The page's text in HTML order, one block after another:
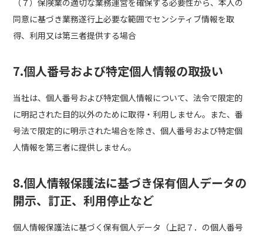
（７）保険業の適切な業務運営を確保する必要性から、本人の
同意に基づき業務遂行上必要な範囲でセンシティブ情報を取
得、利用又は第三者提供する場合
7.個人番号および特定個人情報の取扱い
当社は、個人番号および特定個人情報について、法令で限定的
に明記された目的以外のために取得・利用しません。また、番
号法で限定的に明示された場合を除き、個人番号および特定個
人情報を第三者に提供しません。
8.個人情報保護法に基づき保有個人データの
開示、訂正、利用停止など
個人情報保護法に基づく保有個人データ（上記７．の個人番号